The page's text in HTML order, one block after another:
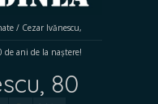
/ Cezar Ivănescu,
de ani de la naștere!
80